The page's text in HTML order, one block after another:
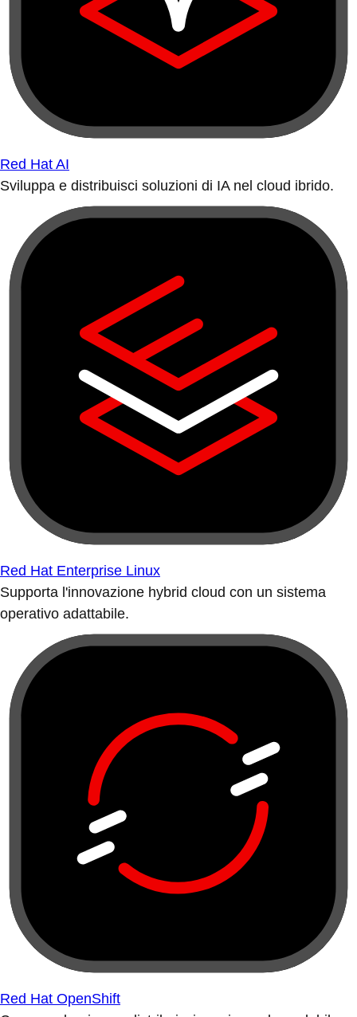
Red Hat AI
Sviluppa e distribuisci soluzioni di IA nel cloud ibrido.
Red Hat Enterprise Linux
Supporta l'innovazione hybrid cloud con un sistema
operativo adattabile.
Red Hat OpenShift